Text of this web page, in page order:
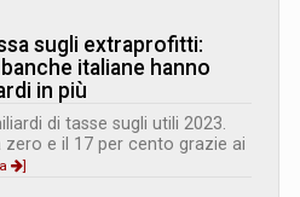
sugli extraprofitti:
italiane hanno
in più
di tasse sugli utili 2023.
e il 17 per cento grazie ai
]